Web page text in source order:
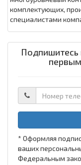
комплектующих,
специалистами
Подпишитесь
* Оформляя
ваших
Федеральным